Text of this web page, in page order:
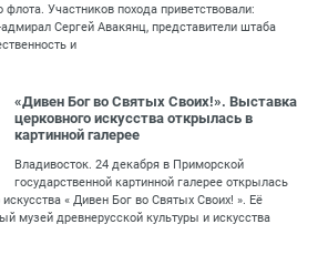
флота. Участников похода приветствовали:
Сергей Авакянц, представители штаба
и
«Дивен Бог во Святых Своих!». Выставка
церковного искусства открылась в
картинной галерее
Владивосток. 24 декабря в Приморской
государственной картинной галерее открылась
« Дивен Бог во Святых Своих! ». Её
музей древнерусской культуры и искусства